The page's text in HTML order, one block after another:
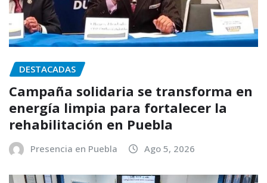
DESTACADAS
Campaña solidaria se transforma en
energía limpia para fortalecer la
rehabilitación en Puebla
Presencia en Puebla Ago 5, 2026